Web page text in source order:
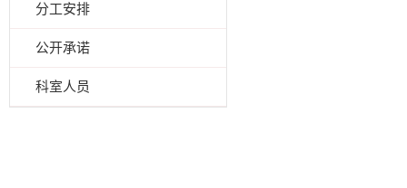
分工安排
公开承诺
科室人员